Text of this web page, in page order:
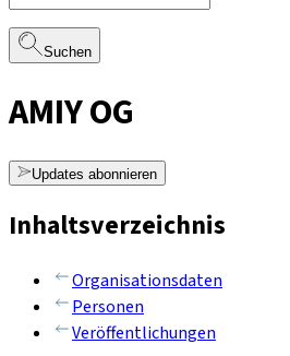
Suchen
AMIY OG
Updates abonnieren
Inhaltsverzeichnis
Organisationsdaten
Personen
Veröffentlichungen